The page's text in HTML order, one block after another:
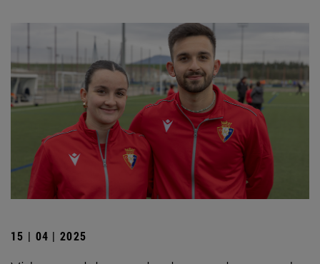
15 | 04 | 2025